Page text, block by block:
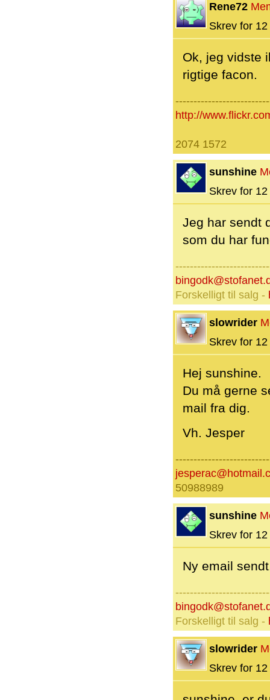
Rene72
Skrev for
Ok, jeg vidste
rigtige facon.
http://
2074 1572
sunshine
Skrev for
Jeg har sendt
som du har
Forskelligt til salg -
slowrider
Skrev for
Hej sunshine.
Du må gerne
mail fra dig.
Vh. Jesper
50988989
sunshine
Skrev for
Ny email
Forskelligt til salg -
slowrider
Skrev for